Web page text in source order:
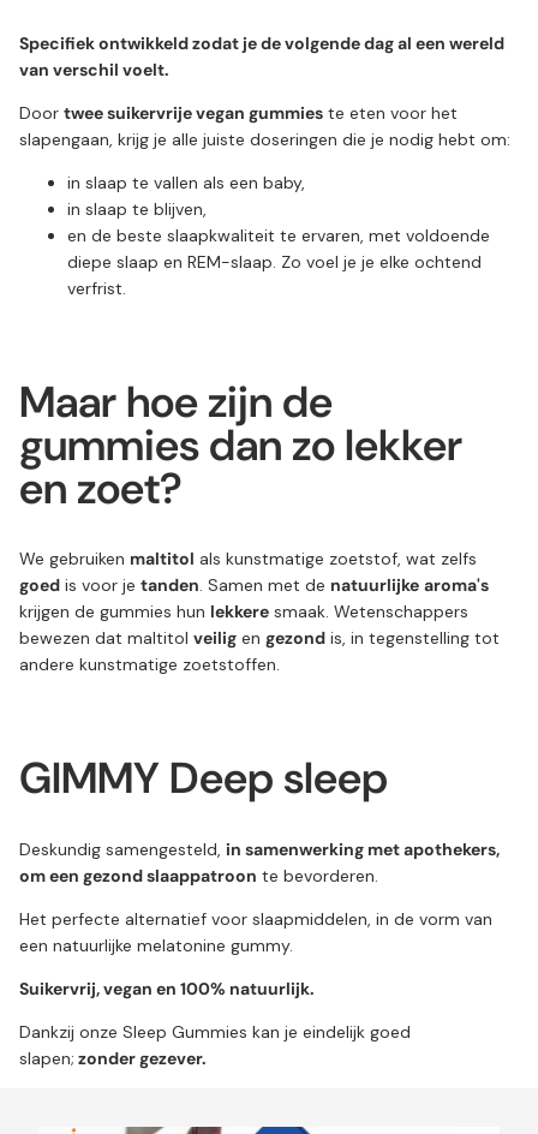
Specifiek ontwikkeld zodat je de volgende dag al een wereld
van verschil voelt.
Door twee suikervrije vegan gummies te eten voor het
slapengaan, krijg je alle juiste doseringen die je nodig hebt om:
in slaap te vallen als een baby,
in slaap te blijven,
en de beste slaapkwaliteit te ervaren, met voldoende
diepe slaap en REM-slaap. Zo voel je je elke ochtend
verfrist.
Maar hoe zijn de
gummies dan zo lekker
en zoet?
We gebruiken maltitol als kunstmatige zoetstof, wat zelfs
goed is voor je tanden. Samen met de natuurlijke aroma's
krijgen de gummies hun lekkere smaak. Wetenschappers
bewezen dat maltitol veilig en gezond is, in tegenstelling tot
andere kunstmatige zoetstoffen.
GIMMY Deep sleep
Deskundig samengesteld, in samenwerking met apothekers,
om een gezond slaappatroon te bevorderen.
Het perfecte alternatief voor slaapmiddelen, in de vorm van
een natuurlijke melatonine gummy.
Suikervrij, vegan en 100% natuurlijk.
Dankzij onze Sleep Gummies kan je eindelijk goed
slapen; zonder gezever.